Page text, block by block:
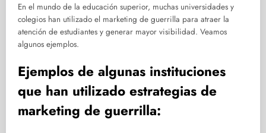
En el mundo de la educación superior, muchas universidades y
colegios han utilizado el marketing de guerrilla para atraer la
atención de estudiantes y generar mayor visibilidad. Veamos
algunos ejemplos.
Ejemplos de algunas instituciones
que han utilizado estrategias de
marketing de guerrilla: